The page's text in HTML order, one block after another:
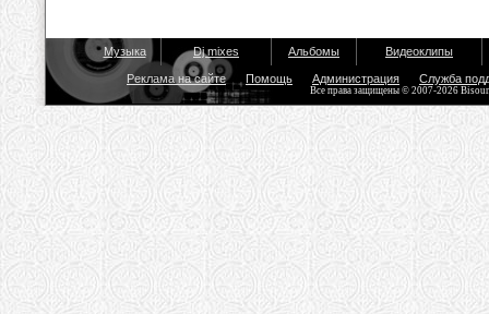
Музыка Dj mixes Альбомы Видеоклипы
Реклама на сайте Помощь Администрация Служба
Все права защищены © 2007-2026